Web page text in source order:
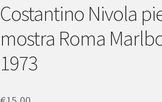
Costantino Nivola
mostra Roma
1973